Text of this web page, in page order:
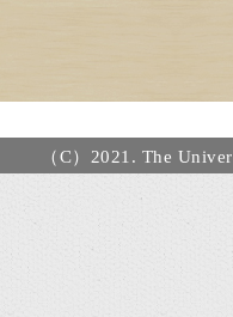
（C）2021. The